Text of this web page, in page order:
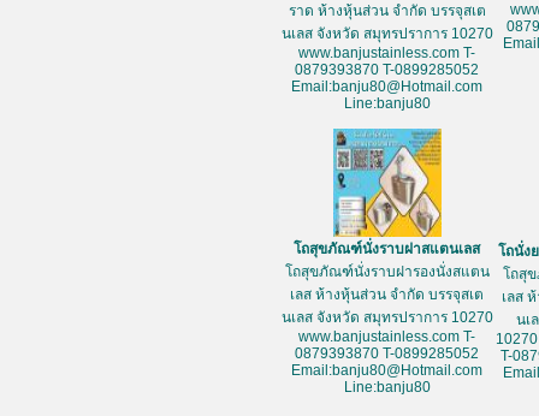
ราด ห้างหุ้นส่วน จำกัด บรรจุสเต
นเลส จังหวัด สมุทรปราการ 10270
www.banjustainless.com T-
0879393870 T-0899285052
Email:banju80@Hotmail.com
Line:banju80
โถสุขภัณฑ์นั่งราบฝาสแตนเลส
โถสุขภัณฑ์นั่งราบฝารองนั่งสแตน
เลส ห้างหุ้นส่วน จำกัด บรรจุสเต
นเลส จังหวัด สมุทรปราการ 10270
www.banjustainless.com T-
0879393870 T-0899285052
Email:banju80@Hotmail.com
Line:banju80
โถนั่ง
โถสุ
เลส
นเ
T-